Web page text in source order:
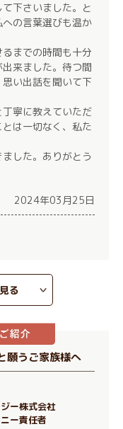
下さいました。と
の言葉選びも温か
までの時間も十分
来ました。待つ間
い出話を聞いて下
寧に教えていただ
は一切なく、私た
した。ありがとう
2024年03月25日
る
願うご家族様へ
ー株式会社
ー責任者